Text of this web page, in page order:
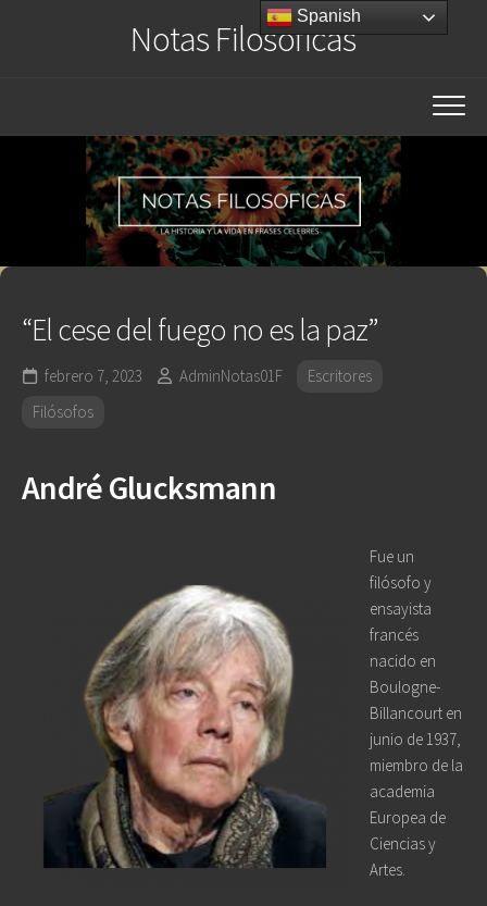
Notas Filosóficas
“El cese del fuego no es la paz”
febrero 7, 2023 AdminNotas01F
Escritores
Filósofos
André Glucksmann
Fue un
filósofo y
ensayista
francés
nacido en
Boulogne-
Billancourt en
junio de 1937,
miembro de la
academia
Europea de
Ciencias y
Artes.
Spanish